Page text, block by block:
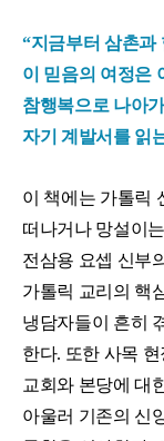
“지금부터 삼촌과
이 믿음의 여정은
참행복으로 나아
자기 계발서를 읽
이 책에는 가톨릭
떠나거나 망설이
전삼용 요셉 신부
가톨릭 교리의 핵
냉담자들이 흔히
한다. 또한 사목
교회와 본당에 대
아울러 기존의 신